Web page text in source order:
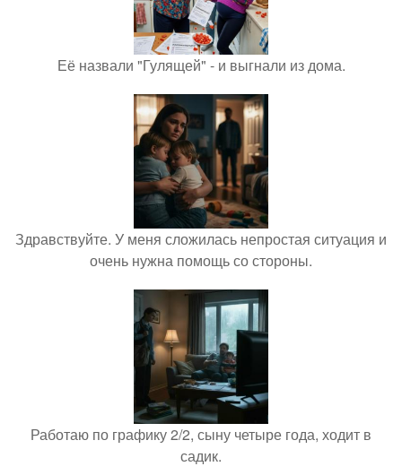
Её назвали "Гулящей" - и выгнали из дома.
Здравствуйте. У меня сложилась непростая ситуация и
очень нужна помощь со стороны.
Работаю по графику 2/2, сыну четыре года, ходит в
садик.